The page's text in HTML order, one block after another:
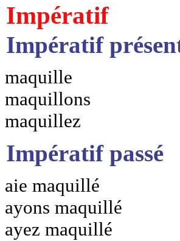
Impératif
Impératif
maquille
maquillons
maquillez
Impératif passé
aie maquillé
ayons maquillé
ayez maquillé